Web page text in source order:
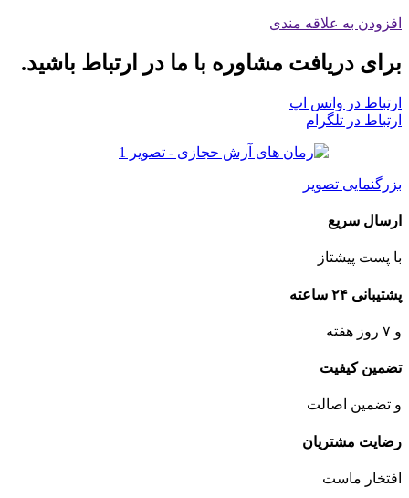
افزودن به علاقه مندی
برای دریافت مشاوره با ما در ارتباط باشید.
ارتباط در واتس اپ
ارتباط در تلگرام
بزرگنمایی تصویر
ارسال سریع
با پست پیشتاز
پشتیبانی ۲۴ ساعته
و ۷ روز هفته
تضمین کیفیت
و تضمین اصالت
رضایت مشتریان
افتخار ماست